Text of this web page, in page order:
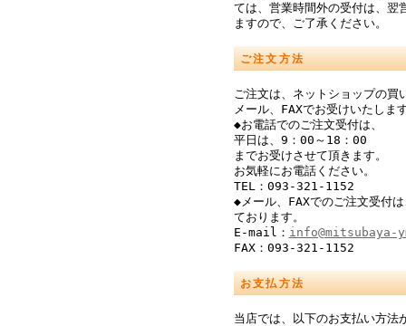
ては、営業時間外の受付は、翌
ますので、ご了承ください。
ご注文方法
ご注文は、ネットショップの買
メール、FAXでお受けいたしま
◆お電話でのご注文受付は、
平日は、9：00～18：00
までお受けさせて頂きます。
お気軽にお電話ください。
TEL：093-321-1152
◆メール、FAXでのご注文受付
ております。
E-mail： info@mitsubaya-
FAX：093-321-1152
お支払方法
当店では、以下のお支払い方法